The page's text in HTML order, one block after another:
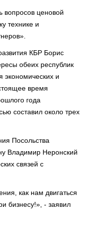
вопросов ценовой
технике и
КБР Борис
обеих республик
экономических и
время
года
составил около трех
Посольства
Владимир Неронский
связей с
как нам двигаться
бизнесу!», - заявил